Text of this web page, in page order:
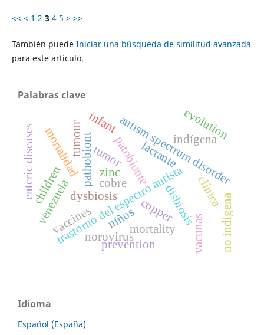
<< < 1 2 3 4 5 > >>
También puede Iniciar una búsqueda de similitud avanzada
para este artículo.
Palabras clave
trastorno del espectro autista
cobre
zinc
disbiosis
patobionte
autism spectrum disorder
copper
dysbiosis
pathobiont
mortalidad indígena
no indígena
niños
venezuela
mortality
children
vacunas
norovirus
enteric diseases
vaccines
tumor lactante
tumour infant
clínica
evolution
prevention
Idioma
Español (España)